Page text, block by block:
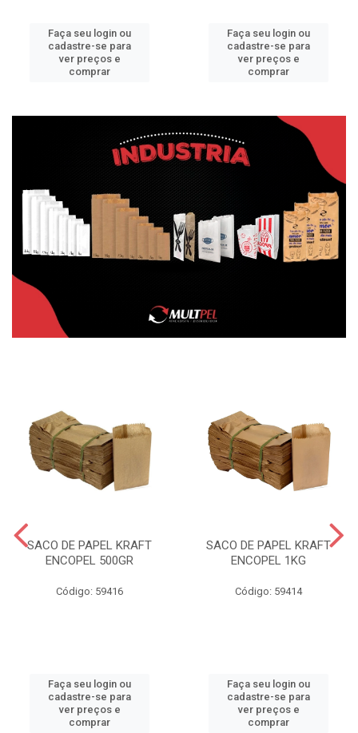
Faça seu login ou
cadastre-se para
ver preços e
comprar
Faça seu login ou
cadastre-se para
ver preços e
comprar
SACO DE PAPEL KRAFT
ENCOPEL 500GR
Código: 59416
Faça seu login ou
cadastre-se para
ver preços e
comprar
SACO DE PAPEL KRAFT
ENCOPEL 1KG
Código: 59414
Faça seu login ou
cadastre-se para
ver preços e
comprar